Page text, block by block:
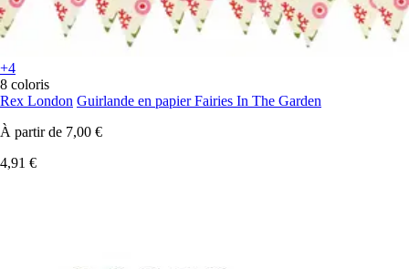
+4
8 coloris
Rex London Guirlande en papier Fairies In The Garden
À partir de 7,00 €
4,91 €